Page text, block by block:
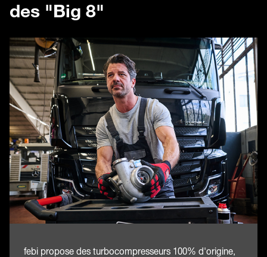
des "Big 8"
febi propose des turbocompresseurs 100% d'origine,